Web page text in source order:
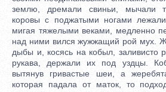
землю, дремали свиньи, мычали
коровы с поджатыми ногами
мигая тяжелыми веками, медленно
над ними вился жужжащий рой мух.
дыбы и, косясь на кобыл, заливисто
рукава, держали их под уздцы.
вытянув гривастые шеи, а
которая падала от маток, то